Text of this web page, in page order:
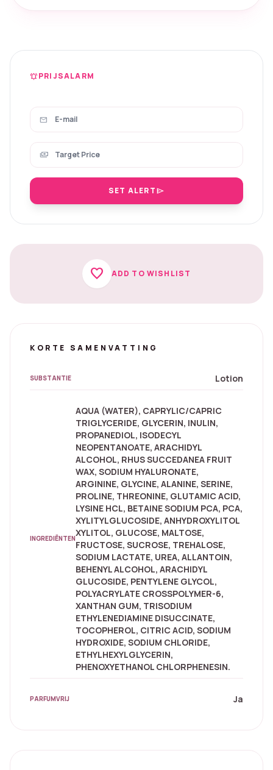
notifications_activePRIJSALARM
mail
payments
SET ALERTsend
favorite ADD TO WISHLIST
KORTE SAMENVATTING
SUBSTANTIE Lotion
INGREDIËNTEN
AQUA (WATER), CAPRYLIC/CAPRIC
TRIGLYCERIDE, GLYCERIN, INULIN,
PROPANEDIOL, ISODECYL
NEOPENTANOATE, ARACHIDYL
ALCOHOL, RHUS SUCCEDANEA FRUIT
WAX, SODIUM HYALURONATE,
ARGININE, GLYCINE, ALANINE, SERINE,
PROLINE, THREONINE, GLUTAMIC ACID,
LYSINE HCL, BETAINE SODIUM PCA, PCA,
XYLITYLGLUCOSIDE, ANHYDROXYLITOL
XYLITOL, GLUCOSE, MALTOSE,
FRUCTOSE, SUCROSE, TREHALOSE,
SODIUM LACTATE, UREA, ALLANTOIN,
BEHENYL ALCOHOL, ARACHIDYL
GLUCOSIDE, PENTYLENE GLYCOL,
POLYACRYLATE CROSSPOLYMER-6,
XANTHAN GUM, TRISODIUM
ETHYLENEDIAMINE DISUCCINATE,
TOCOPHEROL, CITRIC ACID, SODIUM
HYDROXIDE, SODIUM CHLORIDE,
ETHYLHEXYLGLYCERIN,
PHENOXYETHANOL CHLORPHENESIN.
PARFUMVRIJ Ja